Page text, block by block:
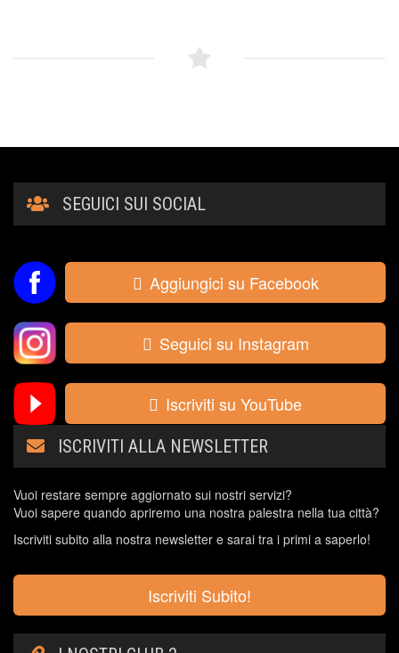
SEGUICI SUI SOCIAL
Aggiungici su Facebook
Seguici su Instagram
Iscriviti su YouTube
ISCRIVITI ALLA NEWSLETTER
Vuoi restare sempre aggiornato sui nostri servizi?
Vuoi sapere quando apriremo una nostra palestra nella tua città?
Iscriviti subito alla nostra newsletter e sarai tra i primi a saperlo!
Iscriviti Subito!